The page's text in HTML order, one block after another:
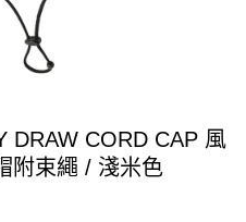
DRAW CORD CAP 風
附束繩 / 淺米色